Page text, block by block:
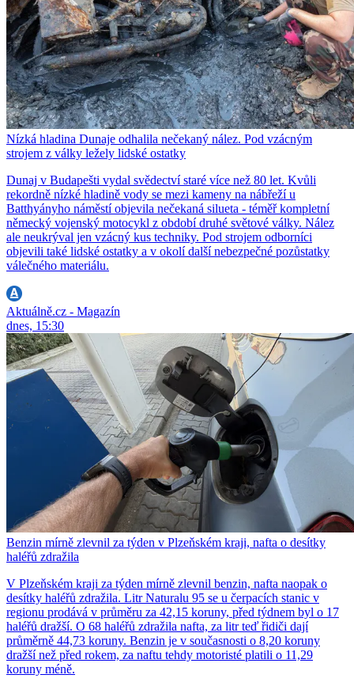
Nízká hladina Dunaje odhalila nečekaný nález. Pod vzácným
strojem z války ležely lidské ostatky
Dunaj v Budapešti vydal svědectví staré více než 80 let. Kvůli
rekordně nízké hladině vody se mezi kameny na nábřeží u
Batthyányho náměstí objevila nečekaná silueta - téměř kompletní
německý vojenský motocykl z období druhé světové války. Nález
ale neukrýval jen vzácný kus techniky. Pod strojem odborníci
objevili také lidské ostatky a v okolí další nebezpečné pozůstatky
válečného materiálu.
Aktuálně.cz - Magazín
dnes, 15:30
Benzin mírně zlevnil za týden v Plzeňském kraji, nafta o desítky
haléřů zdražila
V Plzeňském kraji za týden mírně zlevnil benzin, nafta naopak o
desítky haléřů zdražila. Litr Naturalu 95 se u čerpacích stanic v
regionu prodává v průměru za 42,15 koruny, před týdnem byl o 17
haléřů dražší. O 68 haléřů zdražila nafta, za litr teď řidiči dají
průměrně 44,73 koruny. Benzin je v současnosti o 8,20 koruny
dražší než před rokem, za naftu tehdy motoristé platili o 11,29
koruny méně.